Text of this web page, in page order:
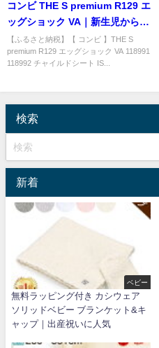
コンビ THE S premium R129 エ
ッグショック VA｜新生児から7
歳まで使える回転式I
【ふるさと納税】【 コンビ 】THE S
premium R129 エッグショック VA 118991
118992 チャイルドシート IS...
検索
新着
ベビー
無料ラッピング付き カシウェア
ソリッドベビー ブランケット&キ
ャップ｜出産祝いに人気